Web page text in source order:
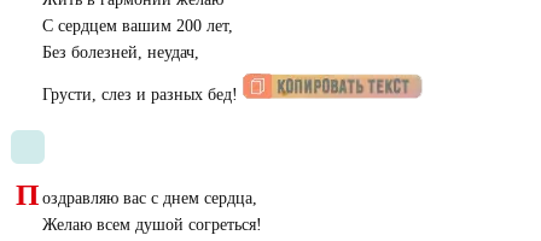
С сердцем вашим 200 лет,
Без болезней, неудач,
Грусти, слез и разных бед!
П оздравляю вас с днем сердца,
Желаю всем душой согреться!